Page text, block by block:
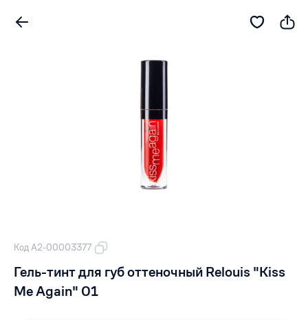
Код А2-00003377
Гель-тинт для губ оттеночный Relouis "Kiss
Me Again" 01